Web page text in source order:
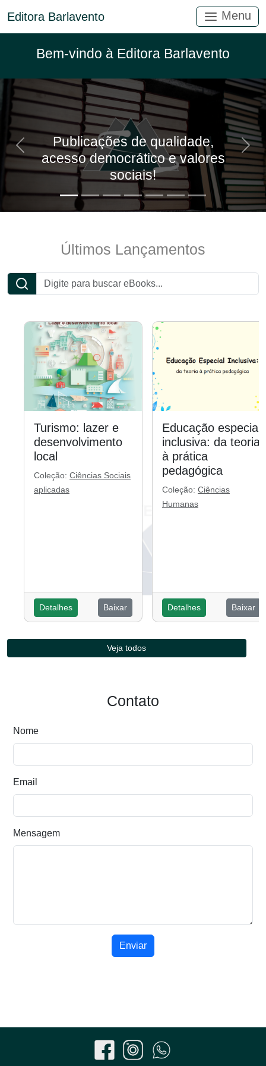
Editora Barlavento Menu
Bem-vindo à Editora Barlavento
Publicações de qualidade,
acesso democrático e valores
sociais!
Anterior
Últimos Lançamentos
Turismo: lazer e
desenvolvimento
local
Coleção: Ciências Sociais
aplicadas
Detalhes Baixar
Educação especial
inclusiva: da teoria
à prática
pedagógica
Coleção: Ciências
Humanas
Detalhes Baixar
Veja todos
Contato
Nome
Email
Mensagem
Enviar